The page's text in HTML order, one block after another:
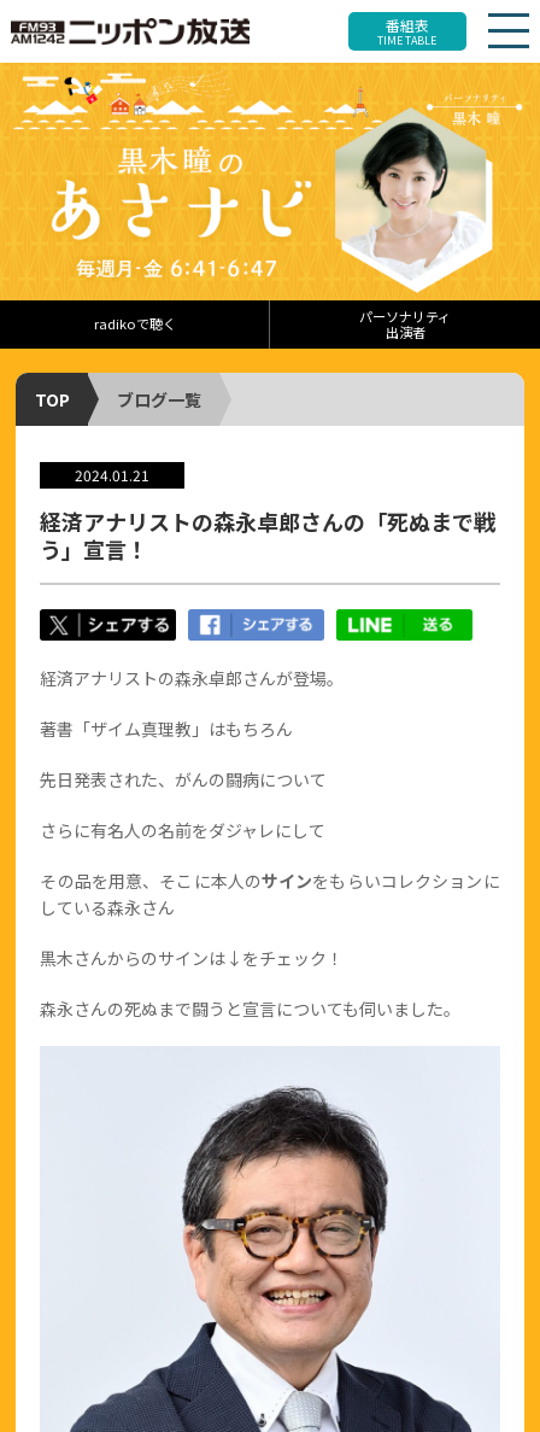
番組表
TIME TABLE
radikoで聴く
パーソナリティ
出演者
TOP ブログ一覧
2024.01.21
経済アナリストの森永卓郎さんの「死ぬまで戦
う」宣言！
経済アナリストの森永卓郎さんが登場。
著書「ザイム真理教」はもちろん
先日発表された、がんの闘病について
さらに有名人の名前をダジャレにして
その品を用意、そこに本人のサインをもらいコレクションに
している森永さん
黒木さんからのサインは↓をチェック！
森永さんの死ぬまで闘うと宣言についても伺いました。